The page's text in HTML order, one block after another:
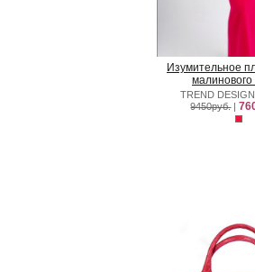
Изумительное
малинового
TREND
9450руб.|